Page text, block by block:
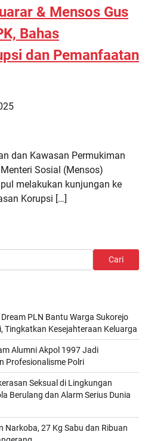
& Mensos Gus
Bahas
dan Pemanfaatan
dan Kawasan Permukiman
Sosial (Mensos)
melakukan kunjungan ke
Korupsi […]
Cari
PLN Bantu Warga Sukorejo
Tingkatkan Kesejahteraan Keluarga
Alumni Akpol 1997 Jadi
Profesionalisme Polri
Seksual di Lingkungan
Berulang dan Alarm Serius Dunia
Narkoba, 27 Kg Sabu dan Ribuan